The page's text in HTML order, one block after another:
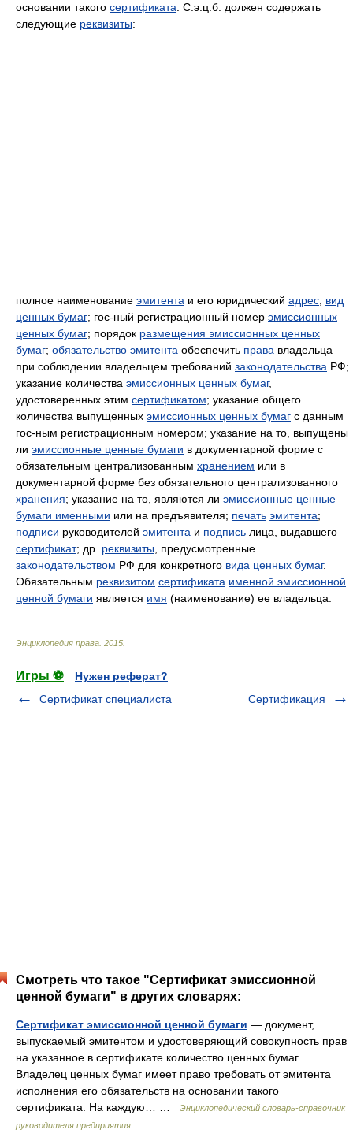
основании такого сертификата . С.э.ц.б. должен содержать
следующие реквизиты:
полное наименование эмитента и его юридический адрес; вид
ценных бумаг; гос-ный регистрационный номер эмиссионных
ценных бумаг; порядок размещения эмиссионных ценных
бумаг; обязательство эмитента обеспечить права владельца
при соблюдении владельцем требований законодательства РФ;
указание количества эмиссионных ценных бумаг,
удостоверенных этим сертификатом; указание общего
количества выпущенных эмиссионных ценных бумаг с данным
гос-ным регистрационным номером; указание на то, выпущены
ли эмиссионные ценные бумаги в документарной форме с
обязательным централизованным хранением или в
документарной форме без обязательного централизованного
хранения; указание на то, являются ли эмиссионные ценные
бумаги именными или на предъявителя; печать эмитента;
подписи руководителей эмитента и подпись лица, выдавшего
сертификат; др. реквизиты , предусмотренные
законодательством РФ для конкретного вида ценных бумаг.
Обязательным реквизитом сертификата именной эмиссионной
ценной бумаги является имя (наименование) ее владельца.
Энциклопедия права 2015
Игры ⚽
Нужен реферат?
Сертификат специалиста
Сертификация
Смотреть что такое "Сертификат эмиссионной
ценной бумаги" в других словарях:
Сертификат эмиссионной ценной бумаги — документ,
выпускаемый эмитентом и удостоверяющий совокупность прав
на указанное в сертификате количество ценных бумаг.
Владелец ценных бумаг имеет право требовать от эмитента
исполнения его обязательств на основании такого
сертификата. На каждую… …
Энциклопедический словарь-справочник
руководителя предприятия